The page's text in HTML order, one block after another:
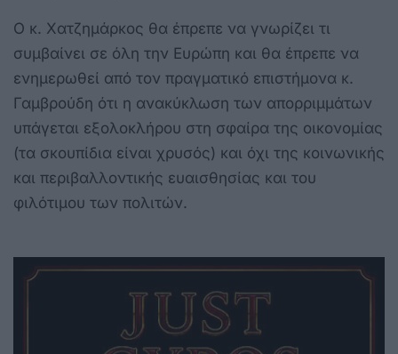
Ο κ. Χατζημάρκος θα έπρεπε να γνωρίζει τι
συμβαίνει σε όλη την Ευρώπη και θα έπρεπε να
ενημερωθεί από τον πραγματικό επιστήμονα κ.
Γαμβρούδη ότι η ανακύκλωση των απορριμμάτων
υπάγεται εξολοκλήρου στη σφαίρα της οικονομίας
(τα σκουπίδια είναι χρυσός) και όχι της κοινωνικής
και περιβαλλοντικής ευαισθησίας και του
φιλότιμου των πολιτών.